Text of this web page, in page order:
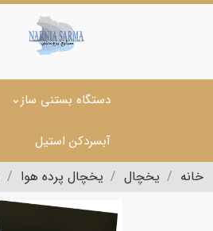
دستگاه بستنی ساز
آبسردکن استیل
خانه یخچال یخچال پرده هوا